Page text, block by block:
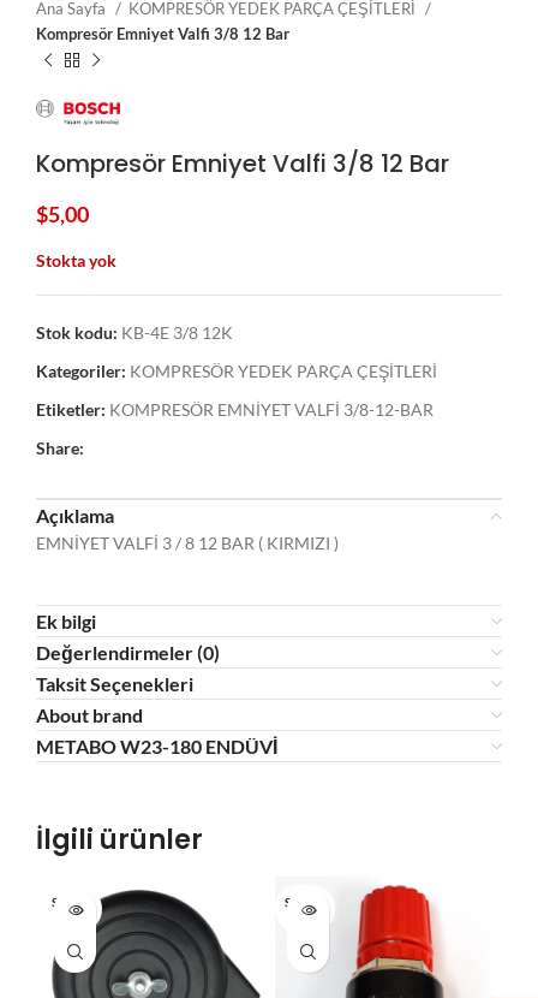
Ana Sayfa
KOMPRESÖR YEDEK PARÇA ÇEŞİTLERİ
Kompresör Emniyet Valfi 3/8 12 Bar
Kompresör Emniyet Valfi 3/8 12 Bar
$5,00
Stokta yok
Stok kodu: KB-4E 3/8 12K
Kategoriler: KOMPRESÖR YEDEK PARÇA ÇEŞİTLERİ
Etiketler: KOMPRESÖR EMNİYET VALFİ 3/8-12-BAR
Share:
Açıklama
EMNİYET VALFİ 3 / 8 12 BAR ( KIRMIZI )
Ek bilgi
Değerlendirmeler (0)
Taksit Seçenekleri
About brand
METABO W23-180 ENDÜVİ
İlgili ürünler
SOLD O
UT
SOLD O
UT